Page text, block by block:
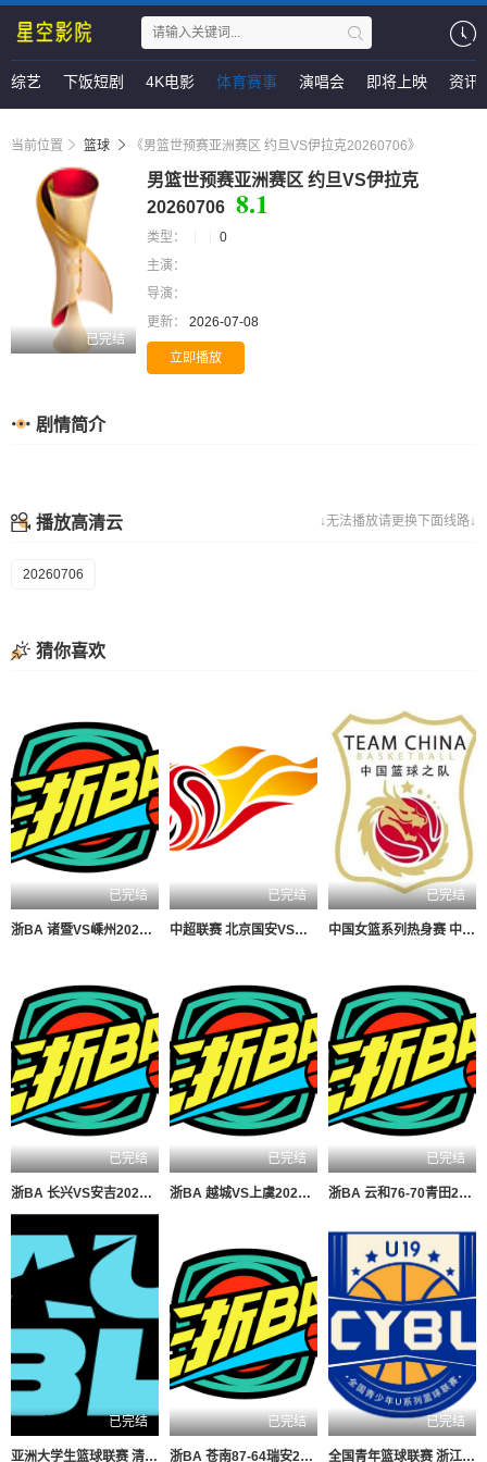
综艺 下饭短剧 4K电影 体育赛事 演唱会 即将上映 资讯
当前位置 篮球 《男篮世预赛亚洲赛区 约旦VS伊拉克20260706》
已完结
男篮世预赛亚洲赛区 约旦VS伊拉克
20260706 8.1
类型：
0
主演：
导演：
更新：
2026-07-08
立即播放
剧情简介
↓无法播放请更换下面线路↓
播放高清云
20260706
猜你喜欢
已完结
浙BA 诸暨VS嵊州20260806
已完结
中超联赛 北京国安VS深圳新鹏城20260807
已完结
中国女篮系列热身赛 中国女篮VS尼日利亚女篮20260807
已完结
浙BA 长兴VS安吉20260806
已完结
浙BA 越城VS上虞20260806
已完结
浙BA 云和76-70青田20260807
已完结
亚洲大学生篮球联赛 清华大学VS菲律宾大学20260806
已完结
浙BA 苍南87-64瑞安20260807
已完结
全国青年篮球联赛 浙江广厦84-74新疆广汇20260807